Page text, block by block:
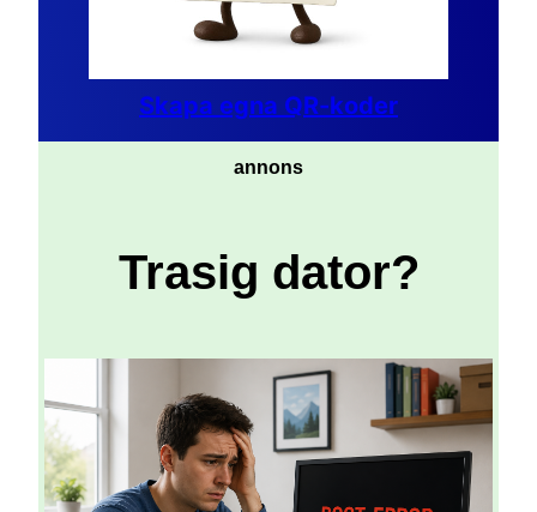
Skapa egna QR-koder
annons
Trasig dator?